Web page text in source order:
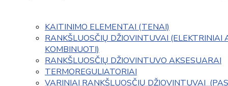
KAITINIMO ELEMENTAI (TENAI)
RANKŠLUOSČIŲ DŽIOVINTUVAI (ELEKTRINIAI
KOMBINUOTI)
RANKŠLUOSČIŲ DŽIOVINTUVO AKSESUARAI
TERMOREGULIATORIAI
VARINIAI RANKŠLUOSČIŲ DŽIOVINTUVAI